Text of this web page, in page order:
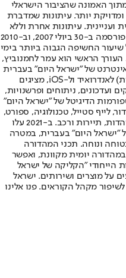
האמונה שהציבור הישראלי
ומדויקת יותר. עיתונות שמדברת
ועניינית. עיתונות אחרת וללא
תשלום. המהדורה המודפסת הראשונה פורסמה ב-30 ביולי 2007, וב-2010
שיעור החשיפה הגבוה ביותר בימי
העורך הראשי הוא עמר לחמנוביץ,
של "ישראל היום" בעברית
ובאנגלית, כמו כן היישומונים (אפליקציות) לאנדרואיד ול-iOS, מציגים
ועדכונים, ניתוחים ופרשנויות,
הדיגיטל של "ישראל היום"
לייף סטייל, טכנולוגיה, ספורט,
כלכלה וצרכנות, בריאות, חיילים, אוכל, יהדות, תיירות ורכב. ב-2021 עלו
"ישראל היום" בעברית, במטרה
ונוחה. תכני המהדורה
יומית מקוונת, ואפשר
הייחודי "הקליקה של ישראל
על מוצרים ושירותים. ישראל
מקהל הקוראים. פנו אלינו